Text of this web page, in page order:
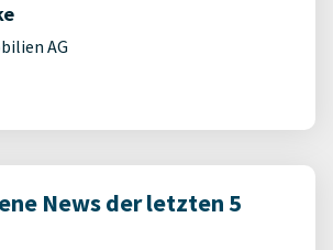
AG
News der letzten 5